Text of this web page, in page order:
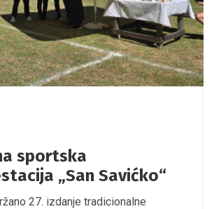
sportska
„San Savićko“
27. izdanje tradicionalne